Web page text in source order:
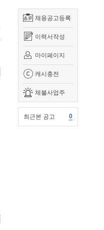
채용공고등록
이력서작성
마이페이지
캐시충전
체불사업주
최근본 공고 0